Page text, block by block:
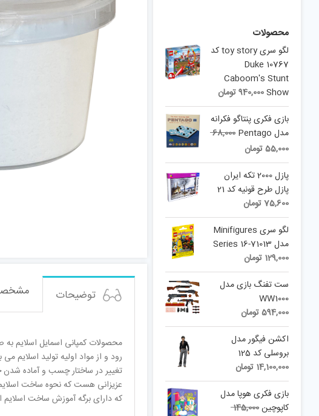
توضیحات
محصولات کمپانی اسمایل اسلایم
رود و از مواد اولیه تولید
تغییر در ساختار چسب و آماده
عزیزانی هست که نحوه ساخت اسلایم
که دارای برگه آموزش ساخت
محصولات
لگو سری toy story کد
10767 Duke
Caboom's Stunt
Show
940,000تومان
بازی فکری پنتاگو فکرانه
مدل Pentago
68,000
Original
price
was:
68,000 تومان.
55,000تومان
price
is:
55,000 تومان.
پازل 2000 تکه ایران
پازل طرح قونیه کد 21
75,600تومان
لگو سری Minifigures
مدل Series 16-71013
129,000 تومان
ست تفنگ بازی مدل
WW1000
594,000تومان
اکشن فیگور مدل
بروسلی کد 125
14,100,000 تومان
بازی فکری هوپا مدل
کاپوچین145,000
Original